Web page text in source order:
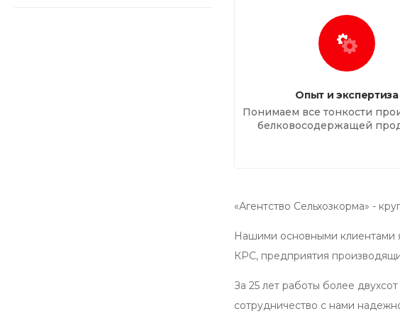
Опыт и экспертиза
Понимаем все тонкости
белковосодержащей
«Агентство Сельхозкорма» -
Нашими основными клиентами
КРС, предприятия
За 25 лет работы более
сотрудничество с нами